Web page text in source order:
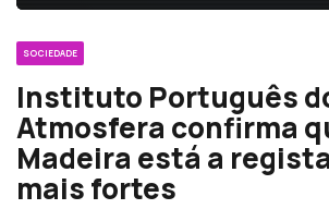
SOCIEDADE
Instituto Português
Atmosfera confirma
Madeira está a
mais fortes